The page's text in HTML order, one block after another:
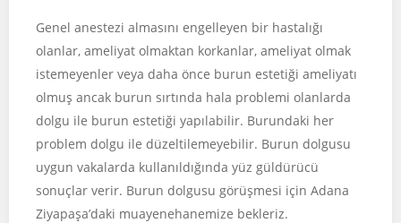
Genel anestezi almasını engelleyen bir hastalığı
olanlar, ameliyat olmaktan korkanlar, ameliyat olmak
istemeyenler veya daha önce burun estetiği ameliyatı
olmuş ancak burun sırtında hala problemi olanlarda
dolgu ile burun estetiği yapılabilir. Burundaki her
problem dolgu ile düzeltilemeyebilir. Burun dolgusu
uygun vakalarda kullanıldığında yüz güldürücü
sonuçlar verir. Burun dolgusu görüşmesi için Adana
Ziyapaşa’daki muayenehanemize bekleriz.